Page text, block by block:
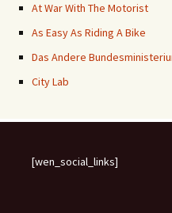
At War With The Motorist
As Easy As Riding A Bike
Das Andere
City Lab
[wen_social_links]